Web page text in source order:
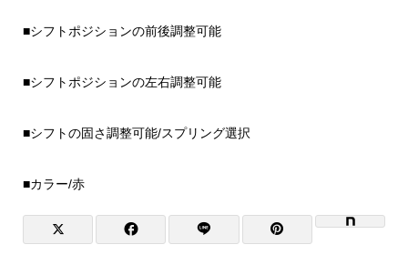
■シフトポジションの前後調整可能
■シフトポジションの左右調整可能
■シフトの固さ調整可能/スプリング選択
■カラー/赤